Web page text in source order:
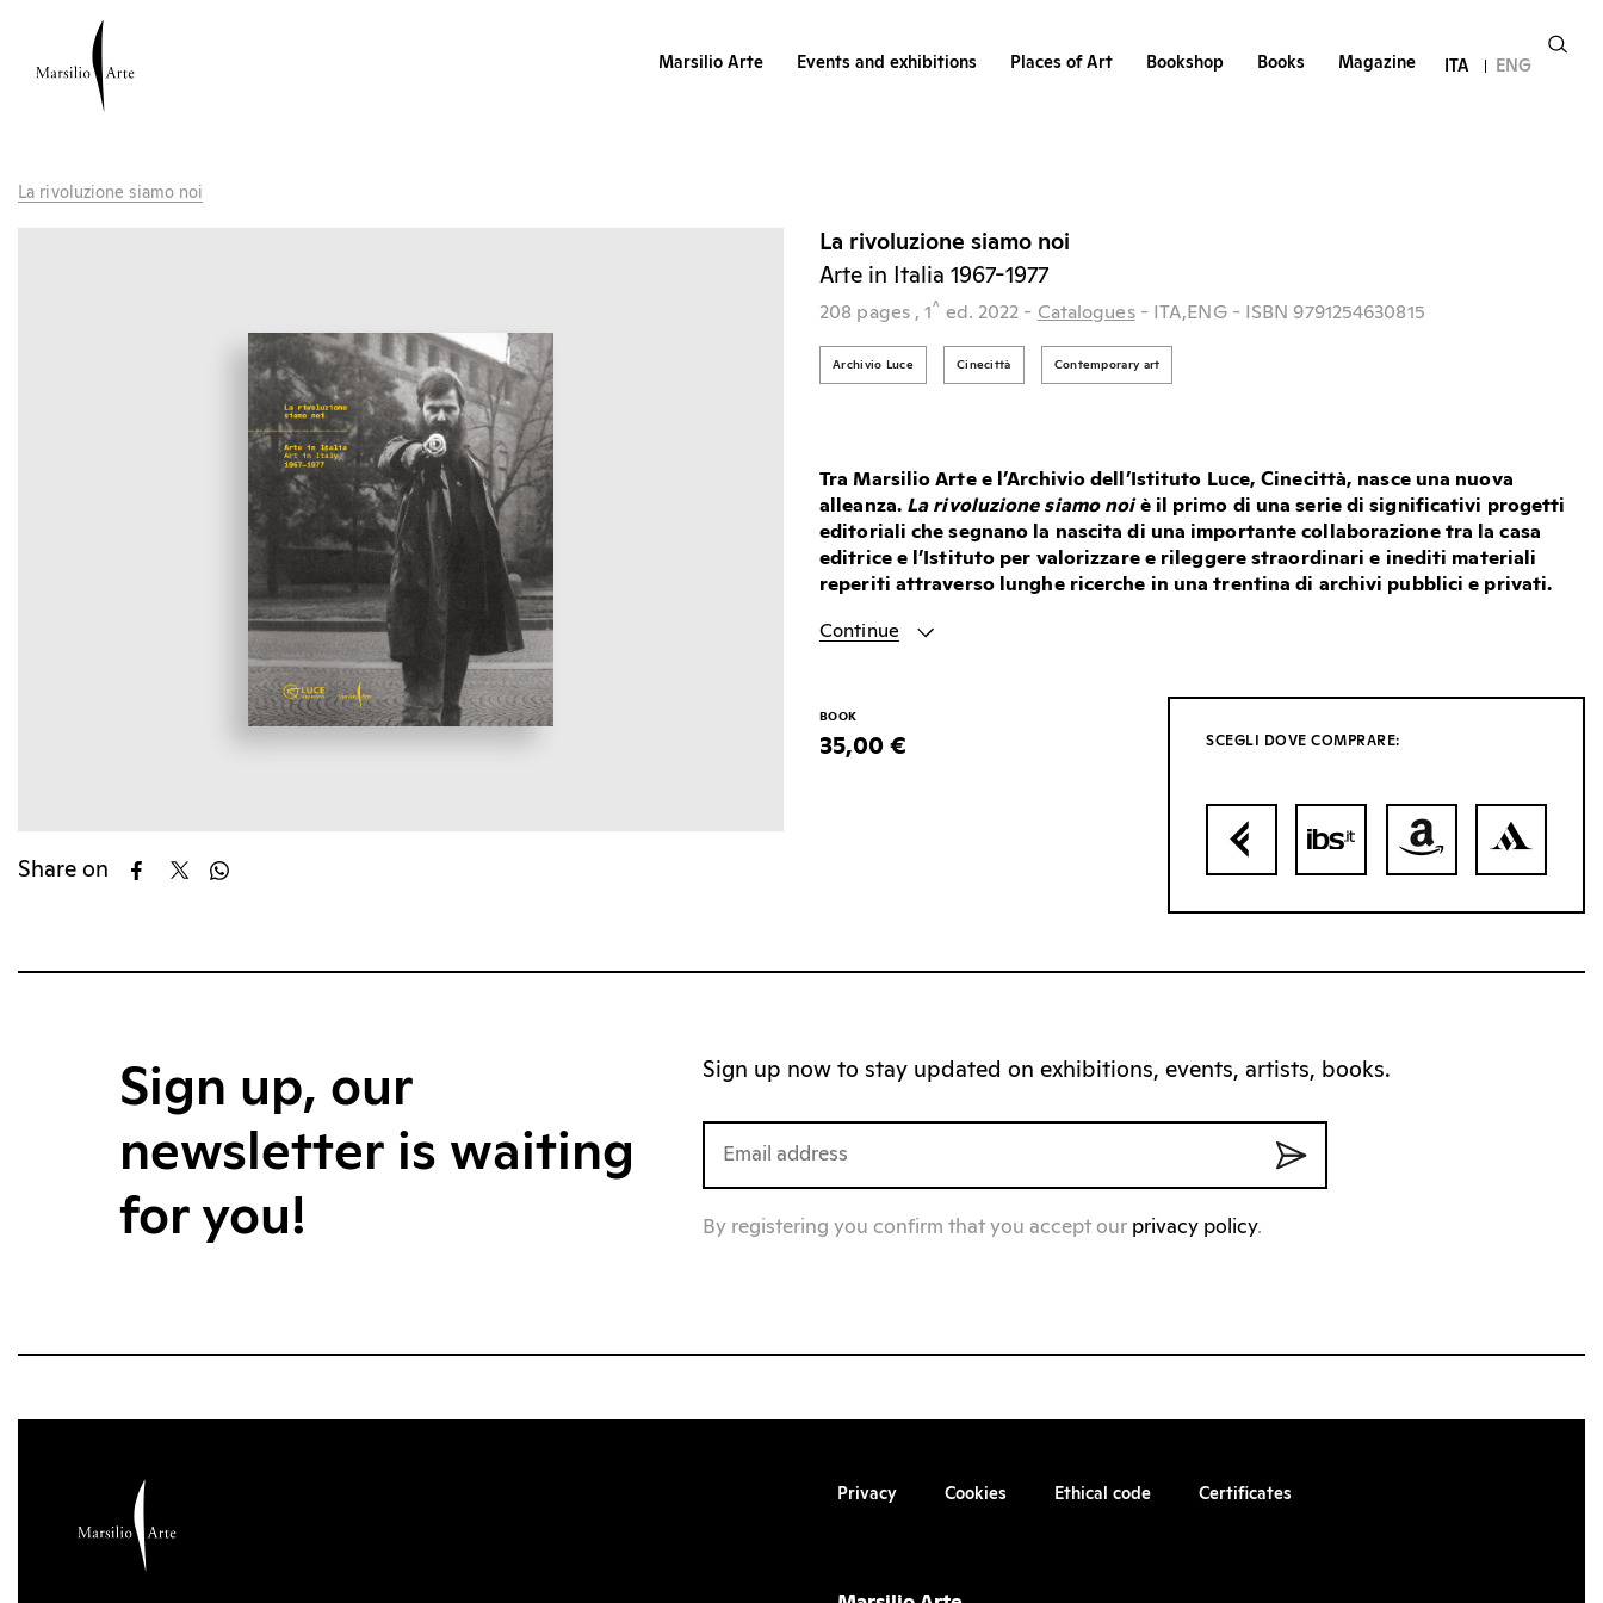
Marsilio Arte Events and exhibitions Places of Art Bookshop Books Magazine ITA ENG
La rivoluzione siamo noi
Share on
La rivoluzione siamo noi
Arte in Italia 1967-1977
208 pages , 1^ ed. 2022 - Catalogues - ITA,ENG - ISBN 9791254630815
Archivio Luce Cinecittà Contemporary art
Tra Marsilio Arte e l’Archivio dell’Istituto Luce, Cinecittà, nasce una nuova
alleanza. La rivoluzione siamo noiè il primo di una serie di significativi progetti
editoriali che segnano la nascita di una importante collaborazione tra la casa
editrice e l’Istituto per valorizzare e rileggere straordinari e inediti materiali
reperiti attraverso lunghe ricerche in una trentina di archivi pubblici e privati.
Continue
BOOK
35,00 € SCEGLI DOVE COMPRARE:
Sign up, our
newsletter is waiting
for you!
Sign up now to stay updated on exhibitions, events, artists, books.
By registering you confirm that you accept our privacy policy.
Privacy Cookies Ethical code Certificates